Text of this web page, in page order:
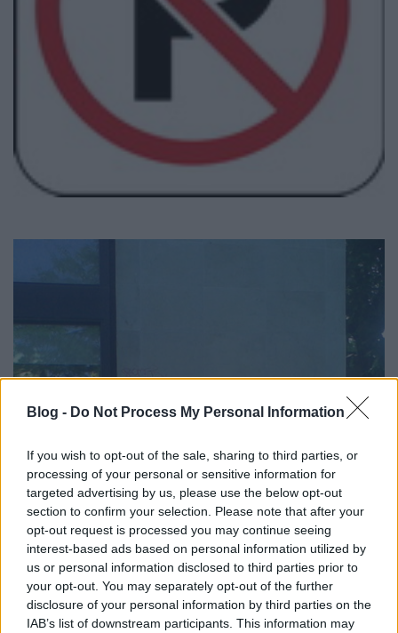
Blog - Do Not Process My Personal Information
If you wish to opt-out of the sale, sharing to third parties, or
processing of your personal or sensitive information for
targeted advertising by us, please use the below opt-out
section to confirm your selection. Please note that after your
opt-out request is processed you may continue seeing
interest-based ads based on personal information utilized by
us or personal information disclosed to third parties prior to
your opt-out. You may separately opt-out of the further
disclosure of your personal information by third parties on the
IAB’s list of downstream participants. This information may